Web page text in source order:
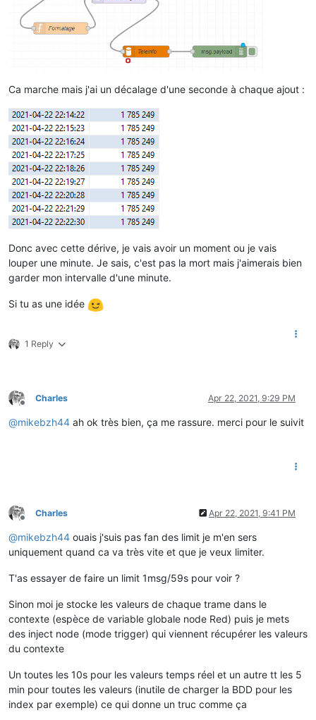
Ca marche mais j'ai un décalage d'une seconde à chaque ajout :
Donc avec cette dérive, je vais avoir un moment ou je vais
louper une minute. Je sais, c'est pas la mort mais j'aimerais bien
garder mon intervalle d'une minute.
Si tu as une idée
1 Reply
Offline
Charles Apr 22, 2021, 9:29 PM
@mikebzh44 ah ok très bien, ça me rassure. merci pour le suivit
Offline
Charles Apr 22, 2021, 9:41 PM
@mikebzh44 ouais j'suis pas fan des limit je m'en sers
uniquement quand ca va très vite et que je veux limiter.
T'as essayer de faire un limit 1msg/59s pour voir ?
Sinon moi je stocke les valeurs de chaque trame dans le
contexte (espèce de variable globale node Red) puis je mets
des inject node (mode trigger) qui viennent récupérer les valeurs
du contexte
Un toutes les 10s pour les valeurs temps réel et un autre tt les 5
min pour toutes les valeurs (inutile de charger la BDD pour les
index par exemple) ce qui donne un truc comme ça